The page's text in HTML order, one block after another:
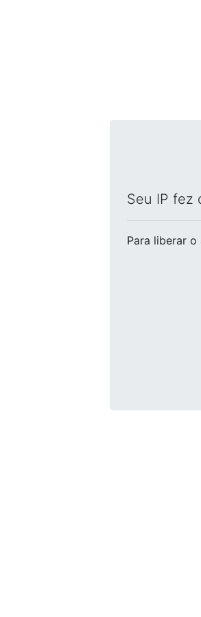
Seu IP fez
Para liberar o